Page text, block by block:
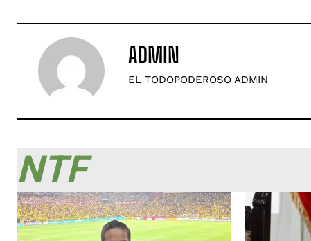
ADMIN
EL TODOPODEROSO ADMIN
NTF